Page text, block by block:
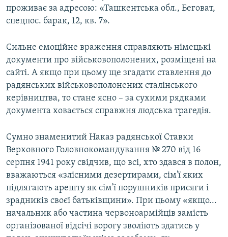
проживає за адресою: «Ташкентська обл., Беговат,
спецпос. барак, 12, кв. 7».
Сильне емоційне враження справляють німецькі
документи про військовополонених, розміщені на
сайті. А якщо при цьому ще згадати ставлення до
радянських військовополонених сталінського
керівництва, то стане ясно – за сухими рядками
документа ховається справжня людська трагедія.
Сумно знаменитий Наказ радянської Ставки
Верховного Головнокомандування № 270 від 16
серпня 1941 року свідчив, що всі, хто здався в полон,
вважаються «злісними дезертирами, сім'ї яких
підлягають арешту як сім'ї порушників присяги і
зрадників своєї батьківщини». При цьому «якщо...
начальник або частина червоноармійців замість
організованої відсічі ворогу зволіють здатись у